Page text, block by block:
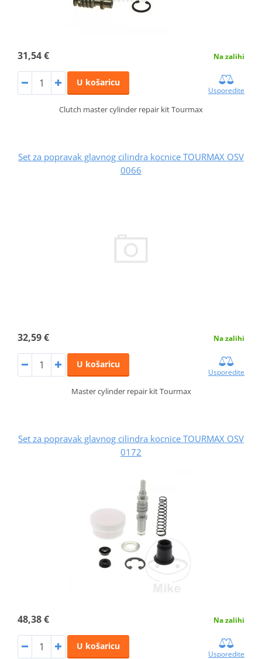
31,54 € Na zalihi
U košaricu
Usporedite
Clutch master cylinder repair kit Tourmax
Set za popravak glavnog cilindra kocnice TOURMAX OSV
0066
32,59 € Na zalihi
U košaricu
Usporedite
Master cylinder repair kit Tourmax
Set za popravak glavnog cilindra kocnice TOURMAX OSV
0172
48,38 € Na zalihi
U košaricu
Usporedite